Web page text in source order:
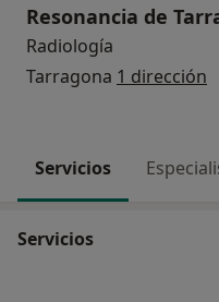
Resonancia de
Radiología
Tarragona 1 dirección
Servicios
Servicios